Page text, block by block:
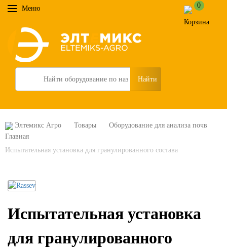
Меню 0
Search
Элтемикс Агро Товары Оборудование для анализа почв
Испытательная установка для гранулированного состава
Испытательная установка
для гранулированного